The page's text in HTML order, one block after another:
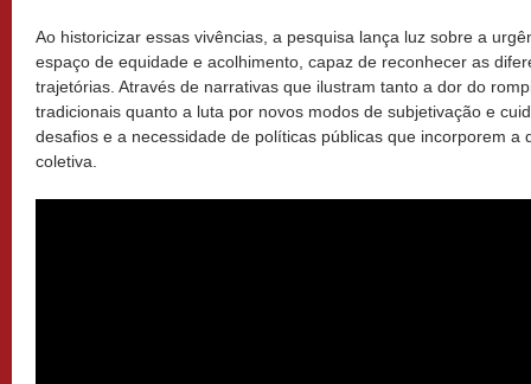
Ao historicizar essas vivências, a pesquisa lança luz sobre a
espaço de equidade e acolhimento, capaz de reconhecer as
trajetórias. Através de narrativas que ilustram tanto a dor do
tradicionais quanto a luta por novos modos de subjetivação e
desafios e a necessidade de políticas públicas que incorporem a
coletiva.